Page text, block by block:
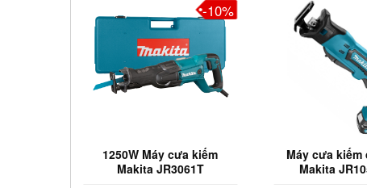
Máy cưa kiếm dùng pin
Makita JR105DSAE
Máy cưa
Makita